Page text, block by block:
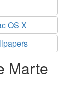
OS X
Marte